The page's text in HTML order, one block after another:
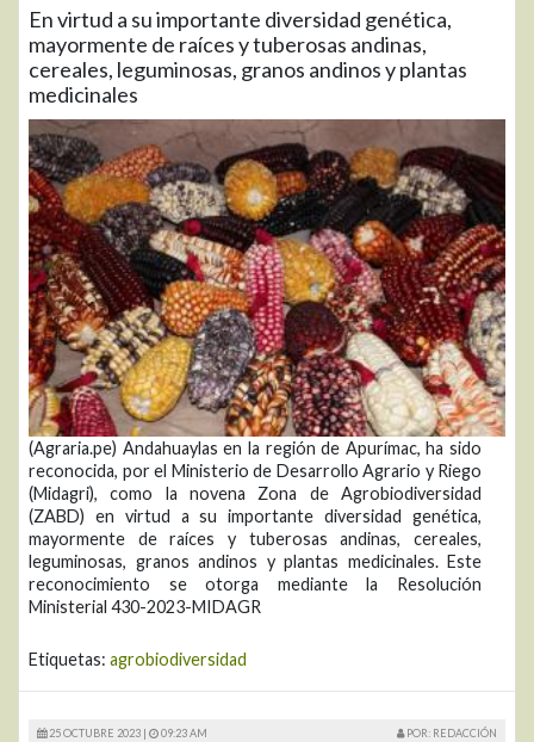
En virtud a su importante diversidad genética,
mayormente de raíces y tuberosas andinas,
cereales, leguminosas, granos andinos y plantas
medicinales
(Agraria.pe) Andahuaylas en la región de Apurímac, ha sido
reconocida, por el Ministerio de Desarrollo Agrario y Riego
(Midagri), como la novena Zona de Agrobiodiversidad
(ZABD) en virtud a su importante diversidad genética,
mayormente de raíces y tuberosas andinas, cereales,
leguminosas, granos andinos y plantas medicinales. Este
reconocimiento se otorga mediante la Resolución
Ministerial 430-2023-MIDAGR
Etiquetas: agrobiodiversidad
25 OCTUBRE 2023 | 09:23 AM POR: REDACCIÓN